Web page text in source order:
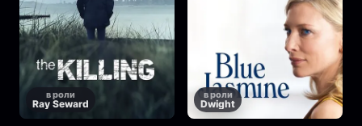
в роли
Ray Seward
в роли
Dwight